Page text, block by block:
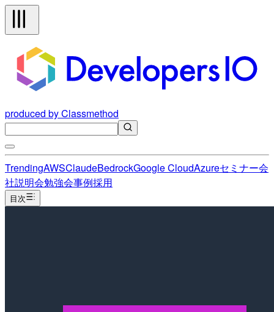
produced by Classmethod
TrendingAWSClaudeBedrockGoogle CloudAzureセミナー会
社説明会勉強会事例採用
目次